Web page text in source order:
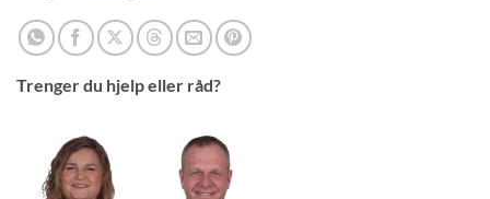
Trenger du hjelp eller råd?